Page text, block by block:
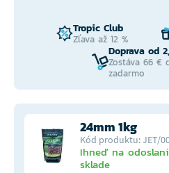
Tropic Club
Zľava až 12 %
Doprava od
Zostáva 66 €
zadarmo
24mm 1kg
Kód produktu: JET/
Ihneď na
sklade